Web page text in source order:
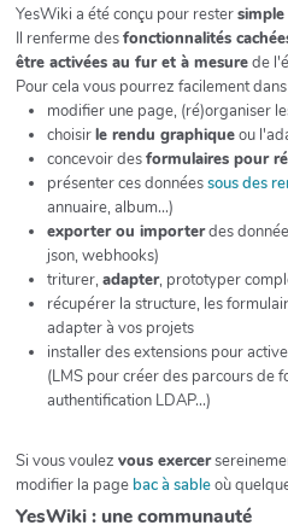
YesWiki a été conçu pour rester
Il renferme desfonctionnalités
être activées au fur et à mesurede
Pour cela vous pourrez facilement dans
modifier une page, (ré)organiser
choisirle rendu graphiqueou
concevoir desformulaires pour
présenter ces donnéessous des
annuaire, album...)
exporter ou importerdes
json, webhooks)
triturer, adapter, prototyper
récupérer la structure, les
adapter à vos projets
installer des extensions pour
(LMS pour créer des parcours de
authentification LDAP...)
Si vous voulez vous exercer
modifier la page bac à sableoù
YesWiki : une communauté